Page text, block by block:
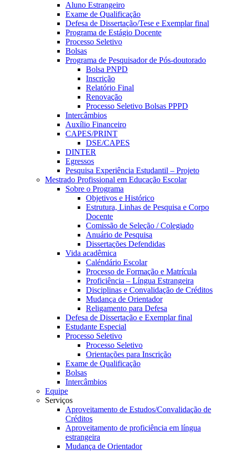
Aluno Estrangeiro
Exame de Qualificação
Defesa de Dissertação/Tese e Exemplar final
Programa de Estágio Docente
Processo Seletivo
Bolsas
Programa de Pesquisador de Pós-doutorado
Bolsa PNPD
Inscrição
Relatório Final
Renovação
Processo Seletivo Bolsas PPPD
Intercâmbios
Auxílio Financeiro
CAPES/PRINT
DSE/CAPES
DINTER
Egressos
Pesquisa Experiência Estudantil – Projeto
Mestrado Profissional em Educação Escolar
Sobre o Programa
Objetivos e Histórico
Estrutura, Linhas de Pesquisa e Corpo
Docente
Comissão de Seleção / Colegiado
Anuário de Pesquisa
Dissertações Defendidas
Vida acadêmica
Caléndário Escolar
Processo de Formação e Matrícula
Proficiência – Língua Estrangeira
Disciplinas e Convalidação de Créditos
Mudança de Orientador
Religamento para Defesa
Defesa de Dissertação e Exemplar final
Estudante Especial
Processo Seletivo
Processo Seletivo
Orientações para Inscrição
Exame de Qualificação
Bolsas
Intercâmbios
Equipe
Serviços
Aproveitamento de Estudos/Convalidação de
Créditos
Aproveitamento de proficiência em língua
estrangeira
Mudança de Orientador